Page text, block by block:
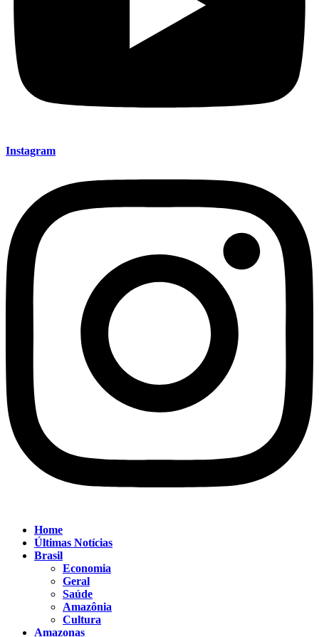
Instagram
Home
Últimas Notícias
Brasil
Economia
Geral
Saúde
Amazônia
Cultura
Amazonas